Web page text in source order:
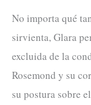
No importa qué
sirvienta, Glara
excluida de la
Rosemond y su
su postura sobre